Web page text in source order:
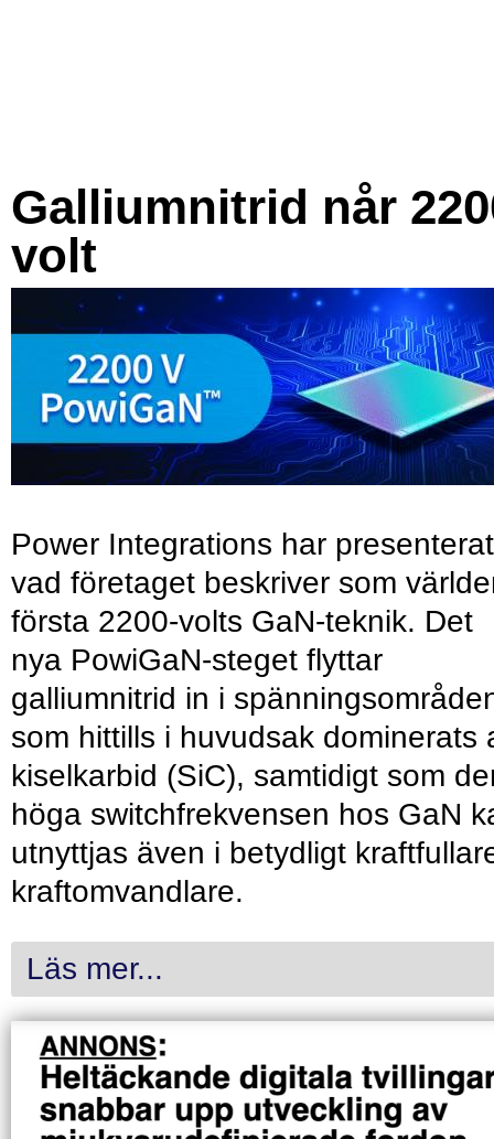
Galliumnitrid når
volt
Power Integrations har presenterat
vad företaget beskriver som
första 2200-volts GaN-teknik. Det
nya PowiGaN-steget flyttar
galliumnitrid in i
som hittills i huvudsak dominerats
kiselkarbid (SiC), samtidigt som
höga switchfrekvensen hos GaN
utnyttjas även i betydligt
kraftomvandlare.
Läs mer...